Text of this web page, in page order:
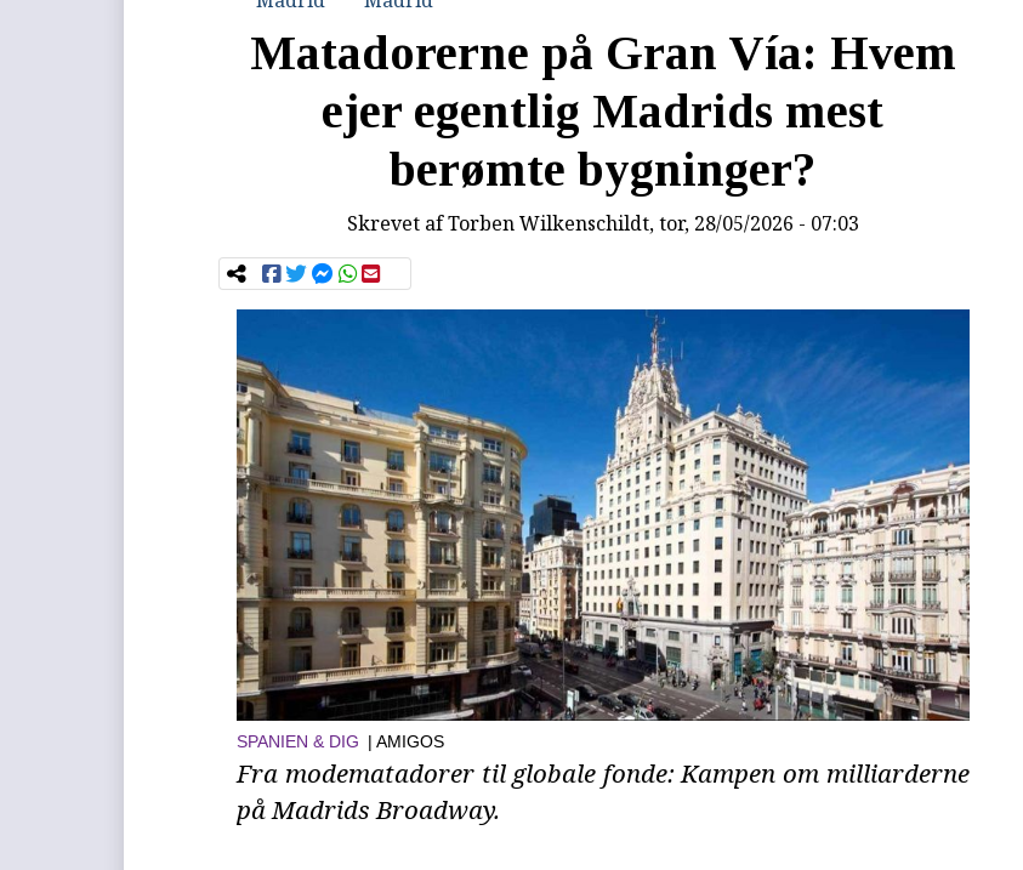
Matadorerne på Gran Vía: Hvem
ejer egentlig Madrids mest
berømte bygninger?
Skrevet afTorben Wilkenschildt, tor, 28/05/2026 - 07:03
SPANIEN & DIG | AMIGOS
Fra modematadorer til globale fonde: Kampen om milliarderne
på Madrids Broadway.